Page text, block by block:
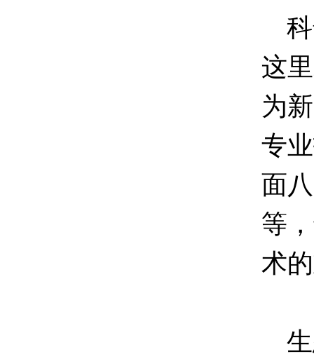
科
这
为
专
面
等
术
生